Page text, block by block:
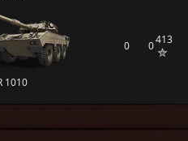
1010
0 0413